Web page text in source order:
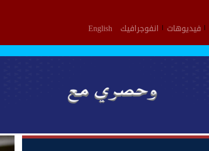
فيديوهات انفوجرافيك English